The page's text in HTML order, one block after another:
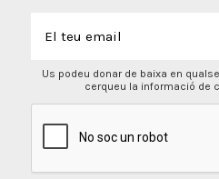
Us podeu donar de baixa en
cerqueu la informació de